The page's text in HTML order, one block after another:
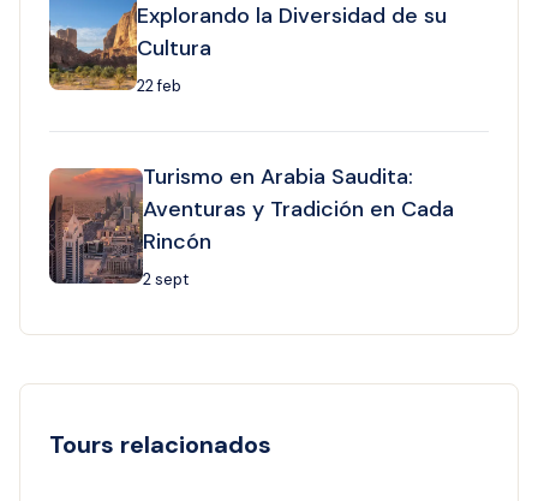
Explorando la Diversidad de su
Cultura
22 feb
Turismo en Arabia Saudita:
Aventuras y Tradición en Cada
Rincón
2 sept
Tours relacionados